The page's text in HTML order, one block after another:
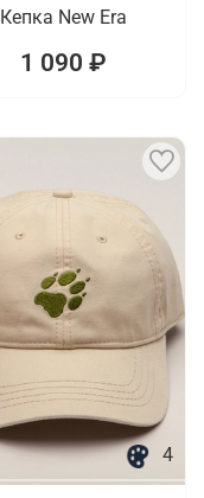
Кепка New Era
1 090 ₽
4